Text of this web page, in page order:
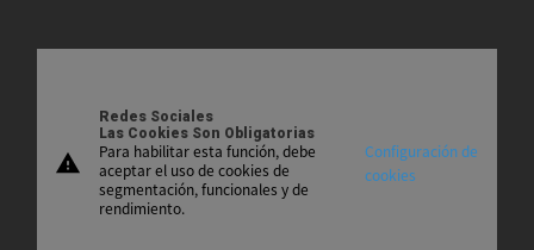
warning
Redes Sociales
Las Cookies Son Obligatorias
Para habilitar esta función, debe
aceptar el uso de cookies de
segmentación, funcionales y de
rendimiento.
Configuración de
cookies